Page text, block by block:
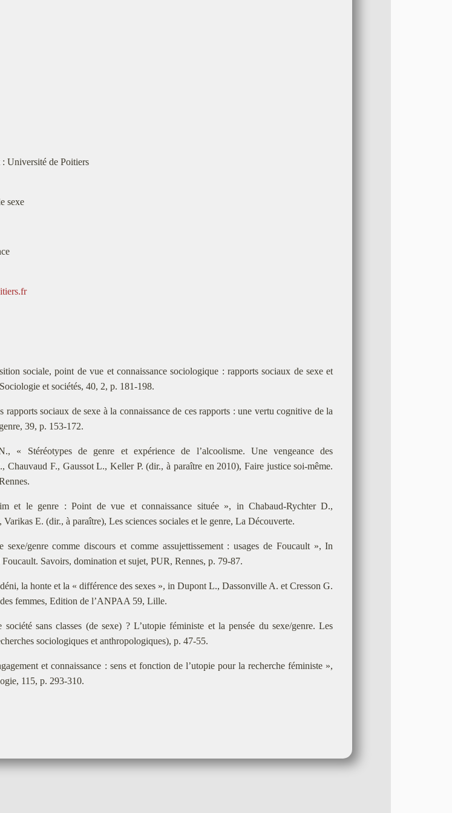
: Université de Poitiers
sexe
sociale, point de vue et connaissance sociologique : rapports sociaux de sexe et
et sociétés, 40, 2, p. 181-198.
sociaux de sexe à la connaissance de ces rapports : une vertu cognitive de la
39, p. 153-172.
« Stéréotypes de genre et expérience de l’alcoolisme. Une vengeance des
Chauvaud F., Gaussot L., Keller P. (dir., à paraître en 2010), Faire justice soi-même.
et le genre : Point de vue et connaissance située », in Chabaud-Rychter D.,
E. (dir., à paraître), Les sciences sociales et le genre, La Découverte.
genre comme discours et comme assujettissement : usages de Foucault », In
Savoirs, domination et sujet, PUR, Rennes, p. 79-87.
la honte et la « différence des sexes », in Dupont L., Dassonville A. et Cresson G.
femmes, Edition de l’ANPAA 59, Lille.
sans classes (de sexe) ? L’utopie féministe et la pensée du sexe/genre. Les
sociologiques et anthropologiques), p. 47-55.
et connaissance : sens et fonction de l’utopie pour la recherche féministe »,
115, p. 293-310.